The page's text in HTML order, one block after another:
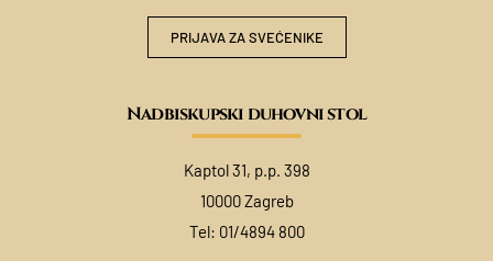
PRIJAVA ZA SVEĆENIKE
Nadbiskupski duhovni stol
Kaptol 31, p.p. 398
10000 Zagreb
Tel: 01/4894 800